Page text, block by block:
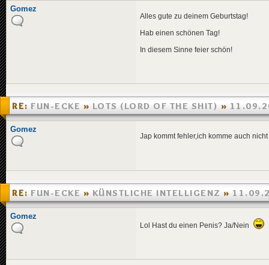
»19.09.2005 13:46
Gomez
Alles gute zu deinem Geburtstag!
Hab einen schönen Tag!
In diesem Sinne feier schön!
RE: FUN-ECKE » LOTS (LORD OF THE SHIT) »
Gomez
Jap kommt fehler,ich komme auch
RE: FUN-ECKE » KÜNSTLICHE INTELLIGENZ »
Gomez
Lol Hast du einen Penis? Ja/Nein